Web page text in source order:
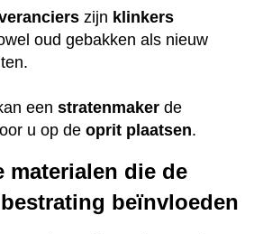
zijn klinkers
oud gebakken als nieuw
een stratenmaker de
u op de oprit plaatsen.
materialen die de
beïnvloeden